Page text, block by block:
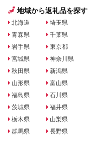
地域から返礼品を探す
北海道
青森県
岩手県
宮城県
秋田県
山形県
福島県
茨城県
栃木県
群馬県
埼玉県
千葉県
東京都
神奈川県
新潟県
富山県
石川県
福井県
山梨県
長野県